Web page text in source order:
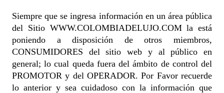
Siempre que se ingresa información en un área pública
del Sitio WWW.COLOMBIADELUJO.COM la está
poniendo a disposición de otros miembros,
CONSUMIDORES del sitio web y al público en
general; lo cual queda fuera del ámbito de control del
PROMOTOR y del OPERADOR. Por Favor recuerde
lo anterior y sea cuidadoso con la información que